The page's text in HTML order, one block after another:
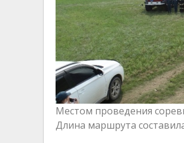
Местом проведения
Длина маршрута